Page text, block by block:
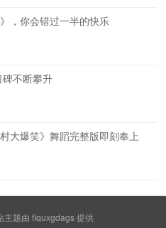
，你会错过一半的快乐
不断攀升
大爆笑》舞蹈完整版即刻奉上
主题由 flquxgdags提供